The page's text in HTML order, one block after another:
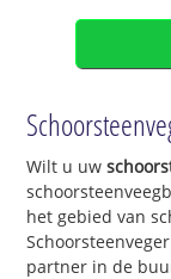
Wilt u uw
het gebied van
partner in de